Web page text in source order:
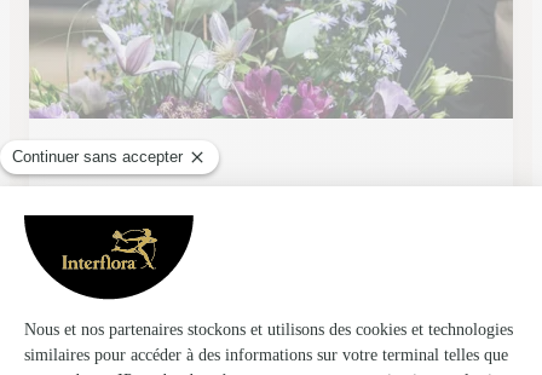
Au Val Fleuri
★4.8 (81)
27, rue Jules Grevy
Voir la boutique